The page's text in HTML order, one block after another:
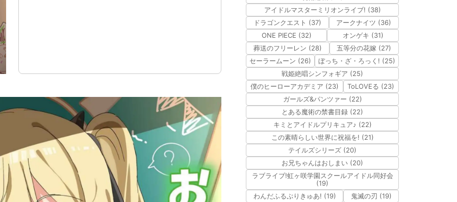
アイドルマスターミリオンライブ! (38)
ドラゴンクエスト (37)
アークナイツ (36)
ONE PIECE (32)
オンゲキ (31)
葬送のフリーレン (28)
五等分の花嫁 (27)
セーラームーン (26)
ぼっち・ざ・ろっく! (25)
戦姫絶唱シンフォギア (25)
僕のヒーローアカデミア (23)
ToLOVEる (23)
ガールズ&パンツァー (22)
とある魔術の禁書目録 (22)
キミとアイドルプリキュア♪ (22)
この素晴らしい世界に祝福を! (21)
テイルズシリーズ (20)
お兄ちゃんはおしまい (20)
ラブライブ!虹ヶ咲学園スクールアイドル同好会
(19)
わんだふるぷりきゅあ! (19)
鬼滅の刃 (19)